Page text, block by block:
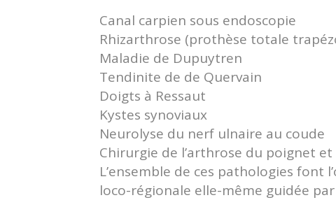
Canal carpien sous endoscopie
Rhizarthrose (prothèse totale
Maladie de Dupuytren
Tendinite de de Quervain
Doigts à Ressaut
Kystes synoviaux
Neurolyse du nerf ulnaire au coude
Chirurgie de l’arthrose du poignet
L’ensemble de ces pathologies font
loco-régionale elle-même guidée